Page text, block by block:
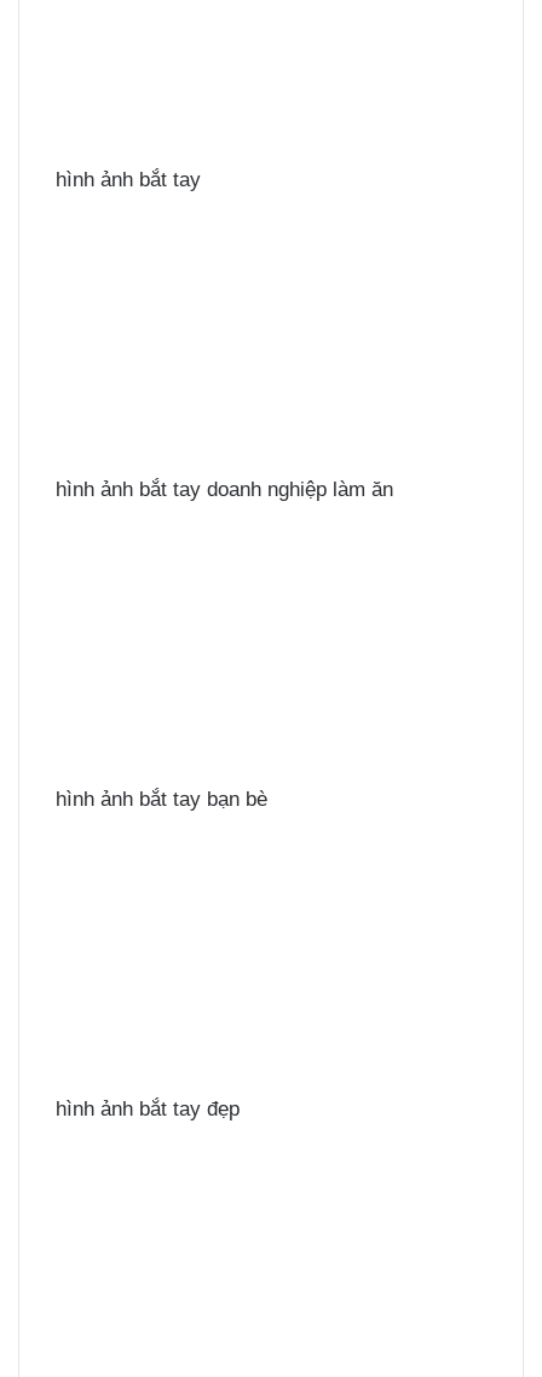
hình ảnh bắt tay
hình ảnh bắt tay doanh nghiệp làm ăn
hình ảnh bắt tay bạn bè
hình ảnh bắt tay đẹp